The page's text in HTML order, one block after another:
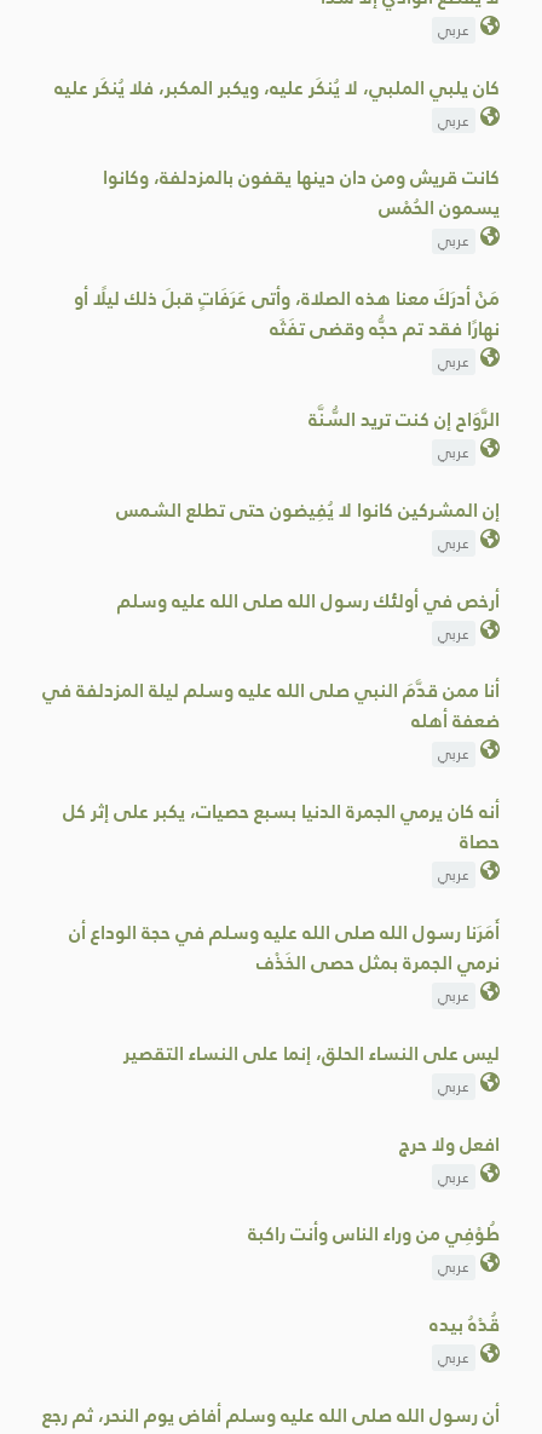
عربي
كان ‌يلبي ‌الملبي، لا يُنكَر عليه، ويكبر المكبر، فلا يُنكَر عليه
عربي
كانت قريش ومن دان دينها يقفون بالمزدلفة، وكانوا
يسمون ‌الحُمْس
عربي
مَنْ أدرَكَ معنا هذه الصلاة، وأتى عَرَفَاتٍ قبلَ ذلك ليلًا أو
نهارًا فقد تم حجُّه وقضى تفَثَه
عربي
الرَّوَاح إن كنت تريد السُّنَّة
عربي
إن المشركين كانوا لا يُفِيضون حتى تطلع الشمس
عربي
أرخص في أولئك رسول الله صلى الله عليه وسلم
عربي
أنا ممن قدَّمَ النبي صلى الله عليه وسلم ليلة المزدلفة في
‌ضعفة ‌أهله
عربي
أنه كان يرمي الجمرة الدنيا بسبع حصيات، يكبر على ‌إثر ‌كل
‌حصاة
عربي
أَمَرَنا رسول الله صلى الله عليه وسلم في حجة الوداع أن
‌نرمي ‌الجمرة بمثل حصى الخَذْف
عربي
ليس على النساء الحلق، إنما على ‌النساء ‌التقصير
عربي
افعل ولا حرج
عربي
طُوْفِي من وراء الناس وأنت راكبة
عربي
قُدْهُ ‌بيده
عربي
أن رسول الله صلى الله عليه وسلم أفاض يوم النحر، ثم رجع